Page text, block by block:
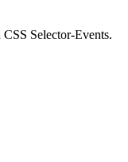
Selector-Events.